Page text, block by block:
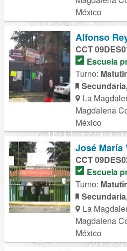
México
Alfonso
CCT
Escuela
Turno:
La
Magdalena
México
José María
CCT
Escuela
Turno:
La
Magdalena
México